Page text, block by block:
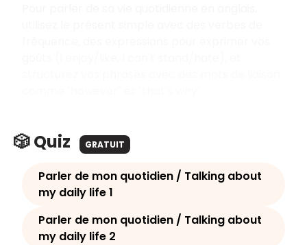
🎲 Quiz GRATUIT
Parler de mon quotidien / Talking about
my daily life 1
Parler de mon quotidien / Talking about
my daily life 2